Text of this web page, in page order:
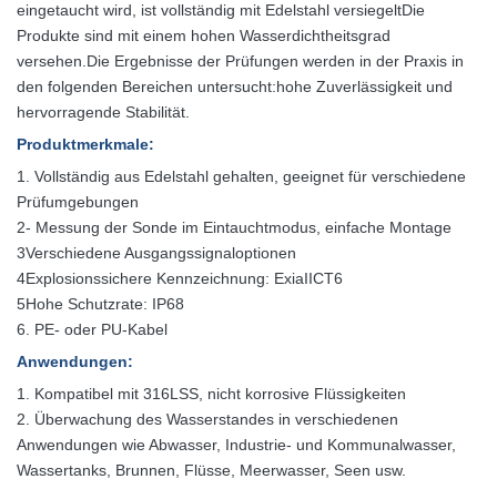
eingetaucht wird, ist vollständig mit Edelstahl versiegeltDie
Produkte sind mit einem hohen Wasserdichtheitsgrad
versehen. Die Ergebnisse der Prüfungen werden in der Praxis in
den folgenden Bereichen untersucht:hohe Zuverlässigkeit und
hervorragende Stabilität.
Produktmerkmale:
1. Vollständig aus Edelstahl gehalten, geeignet für verschiedene
Prüfumgebungen
2- Messung der Sonde im Eintauchtmodus, einfache Montage
3Verschiedene Ausgangssignaloptionen
4Explosionssichere Kennzeichnung: ExiaIICT6
5Hohe Schutzrate: IP68
6. PE- oder PU-Kabel
Anwendungen:
1. Kompatibel mit 316LSS, nicht korrosive Flüssigkeiten
2. Überwachung des Wasserstandes in verschiedenen
Anwendungen wie Abwasser, Industrie- und Kommunalwasser,
Wassertanks, Brunnen, Flüsse, Meerwasser, Seen usw.